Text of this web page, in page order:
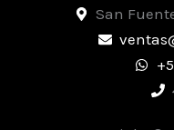
o
k
San